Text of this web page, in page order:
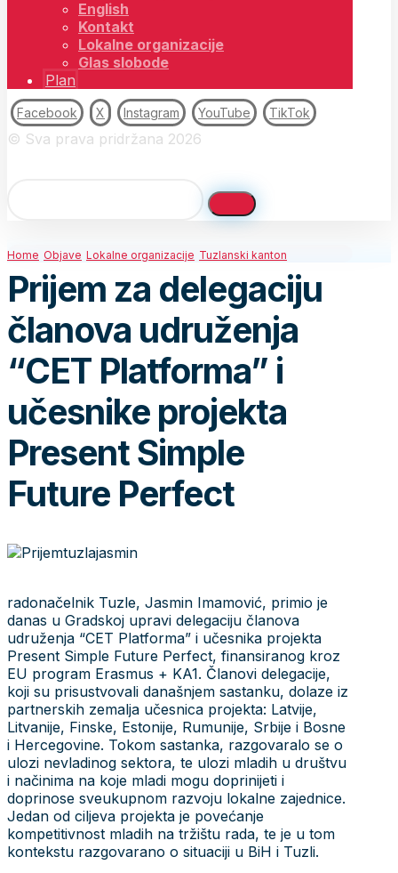
English
Kontakt
Lokalne organizacije
Glas slobode
Plan
Facebook X Instagram YouTube TikTok
© Sva prava pridržana 2026
Home Objave Lokalne organizacije Tuzlanski kanton
Prijem za delegaciju
članova udruženja
“CET Platforma” i
učesnike projekta
Present Simple
Future Perfect
radonačelnik Tuzle, Jasmin Imamović, primio je
danas u Gradskoj upravi delegaciju članova
udruženja “CET Platforma” i učesnika projekta
Present Simple Future Perfect, finansiranog kroz
EU program Erasmus + KA1. Članovi delegacije,
koji su prisustvovali današnjem sastanku, dolaze iz
partnerskih zemalja učesnica projekta: Latvije,
Litvanije, Finske, Estonije, Rumunije, Srbije i Bosne
i Hercegovine. Tokom sastanka, razgovaralo se o
ulozi nevladinog sektora, te ulozi mladih u društvu
i načinima na koje mladi mogu doprinijeti i
doprinose sveukupnom razvoju lokalne zajednice.
Jedan od ciljeva projekta je povećanje
kompetitivnost mladih na tržištu rada, te je u tom
kontekstu razgovarano o situaciji u BiH i Tuzli.